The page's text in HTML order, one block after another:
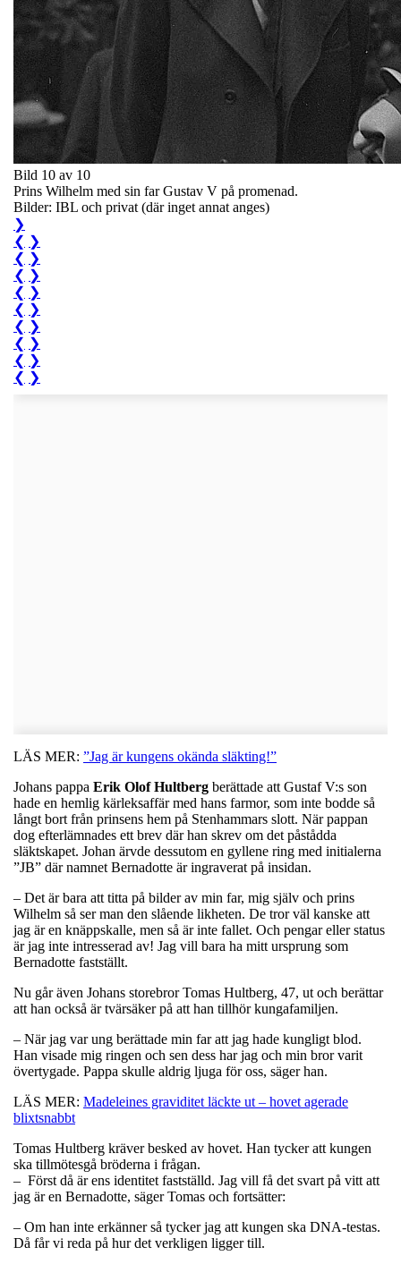
Bild 10 av 10
Prins Wilhelm med sin far Gustav V på promenad.
Bilder: IBL och privat (där inget annat anges)
❯
❮ ❯
❮ ❯
❮ ❯
❮ ❯
❮ ❯
❮ ❯
❮ ❯
❮ ❯
❮ ❯
LÄS MER: ”Jag är kungens okända släkting!”
Johans pappa Erik Olof Hultberg berättade att Gustaf V:s son
hade en hemlig kärleksaffär med hans farmor, som inte bodde så
långt bort från prinsens hem på Stenhammars slott. När pappan
dog efterlämnades ett brev där han skrev om det påstådda
släktskapet. Johan ärvde dessutom en gyllene ring med initialerna
”JB” där namnet Bernadotte är ingraverat på insidan.
– Det är bara att titta på bilder av min far, mig själv och prins
Wilhelm så ser man den slående likheten. De tror väl kanske att
jag är en knäppskalle, men så är inte fallet. Och pengar eller status
är jag inte intresserad av! Jag vill bara ha mitt ursprung som
Bernadotte fastställt.
Nu går även Johans storebror Tomas Hultberg, 47, ut och berättar
att han också är tvärsäker på att han tillhör kungafamiljen.
– När jag var ung berättade min far att jag hade kungligt blod.
Han visade mig ringen och sen dess har jag och min bror varit
övertygade. Pappa skulle aldrig ljuga för oss, säger han.
LÄS MER: Madeleines graviditet läckte ut – hovet agerade
blixtsnabbt
Tomas Hultberg kräver besked av hovet. Han tycker att kungen
ska tillmötesgå bröderna i frågan.
– Först då är ens identitet fastställd. Jag vill få det svart på vitt att
jag är en Bernadotte, säger Tomas och fortsätter:
– Om han inte erkänner så tycker jag att kungen ska DNA-testas.
Då får vi reda på hur det verkligen ligger till.